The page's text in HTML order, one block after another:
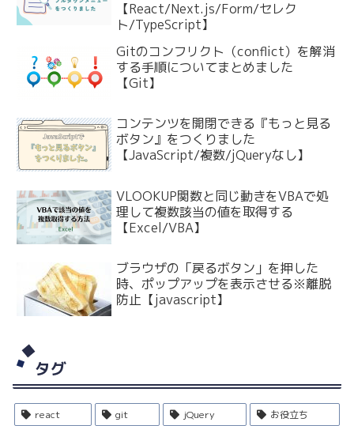
【React/Next.js/Form/セレク
ト/TypeScript】
Gitのコンフリクト（conflict）を解消
する手順についてまとめました
【Git】
コンテンツを開閉できる『もっと見る
ボタン』をつくりました
【JavaScript/複数/jQueryなし】
VLOOKUP関数と同じ動きをVBAで処
理して複数該当の値を取得する
【Excel/VBA】
ブラウザの「戻るボタン」を押した
時、ポップアップを表示させる※離脱
防止【javascript】
タグ
react git jQuery
お役立ち